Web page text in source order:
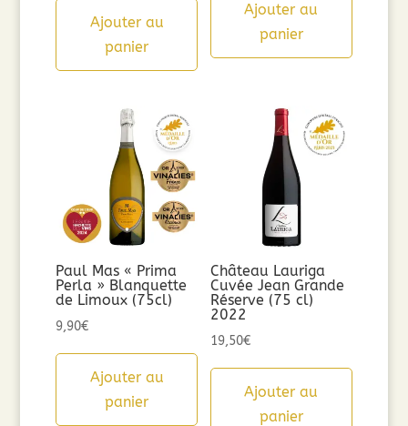
Ajouter au
panier
Ajouter au
panier
Paul Mas « Prima
Perla » Blanquette
de Limoux (75cl)
9,90€
Ajouter au
panier
Château Lauriga
Cuvée Jean Grande
Réserve (75 cl)
2022
19,50€
Ajouter au
panier